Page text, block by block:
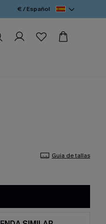
€ / Español
Guía de tallas